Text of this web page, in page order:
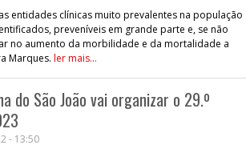
entidades clínicas muito prevalentes na população
preveníveis em grande parte e, se não
no aumento da morbilidade e da mortalidade a
Marques. ler mais...
do São João vai organizar o 29.º
- 13:50